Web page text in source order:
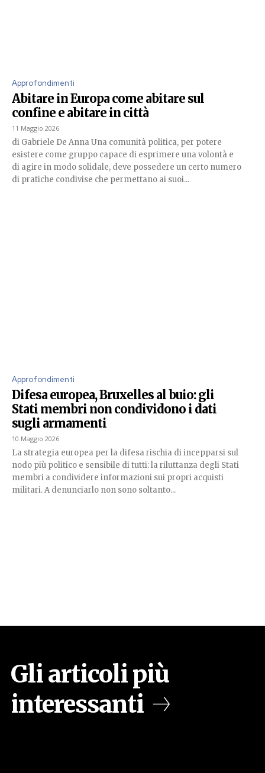
Approfondimenti
Abitare in Europa come abitare sul
confine e abitare in città
11 Maggio 2026
di Gabriele De Anna Una comunità politica, per potere
esistere come gruppo capace di esprimere una volontà e
di agire in modo solidale, deve possedere un certo numero
di pratiche condivise che permettano ai suoi...
Approfondimenti
Difesa europea, Bruxelles al buio: gli
Stati membri non condividono i dati
sugli armamenti
10 Maggio 2026
La strategia europea per la difesa rischia di incepparsi sul
nodo più politico e sensibile di tutti: la riluttanza degli Stati
membri a condividere informazioni sui propri acquisti
militari. A denunciarlo non sono soltanto...
Gli articoli più
interessanti